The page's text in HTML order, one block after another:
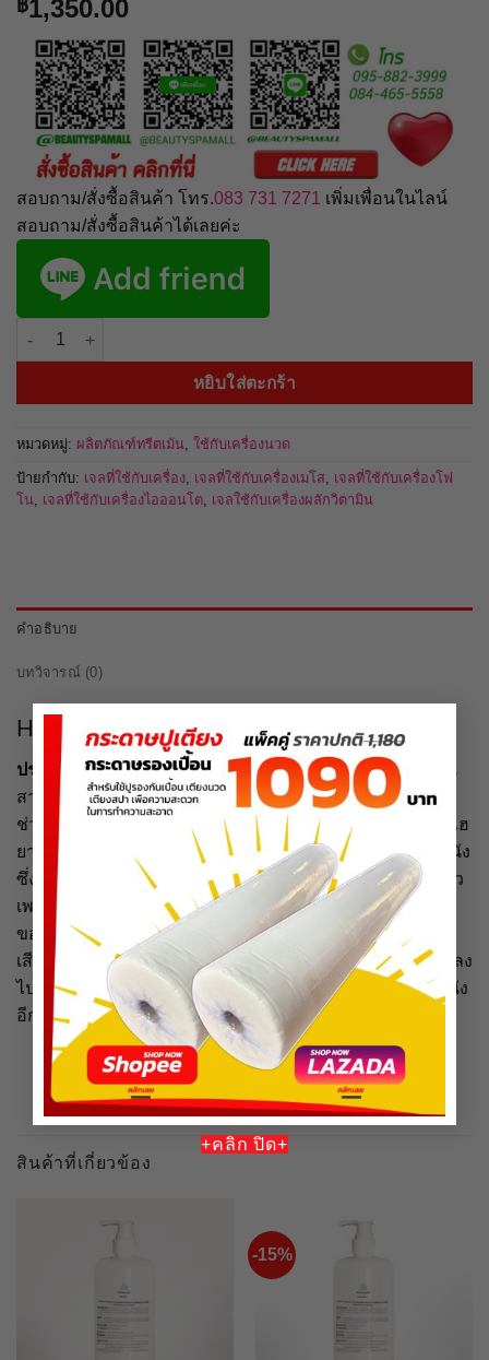
+คลิก ปิด+
฿1,350.00
สอบถาม/สั่งซื้อสินค้า โทร.083 731 7271 เพิ่มเพื่อนในไลน์
สอบถาม/สั่งซื้อสินค้าได้เลยค่ะ
จำนวน Hyaluronic Acid 500 g ไฮยาลูรอนช่วยในการชะลอความ
หยิบใส่ตะกร้า
หมวดหมู่: ผลิตภัณฑ์ทรีตเม้น, ใช้กับเครื่องนวด
ป้ายกำกับ: เจลที่ใช้กับเครื่อง, เจลที่ใช้กับเครื่องเมโส, เจลที่ใช้กับเครื่องโฟ
โน, เจลที่ใช้กับเครื่องไอออนโต, เจลใช้กับเครื่องผลักวิตามิน
คำอธิบาย
บทวิจารณ์ (0)
Hyaluronic Acid 0.1% 500 g
ประโยชน์และคุณสมบัติ :ผลิตภัณฑ์ช่วยชะลอความแก่ เป็น
สารเติมเต็ม ซ่อมแซมเซลล์ผิวหนัง ผิวดูสาวขึ้นและนุ่มขึ้น
ช่วยในการชะลอความแก่ ผิวดูสาวขึ้นและนุ่มขึ้น เนื่องจากไฮ
ยารูโลนิกและเป็ปไทย์ นี้จะช่วยหยุดระบบความแก่ของผิวหนัง
ซึ่งถูกเรียกกันบ่อยมากว่าเป็นแหล่งกำเนิดของความหนุ่มสาว
เพราะร่างการทำการผลิตสารดังกล่าวอยู่แล้วในเนื้อเยื้อและ
ของเหลวในเซลล์ผิวหนังของมนุษย์เพื่อช่วยในการลดความ
เสียหายและเป็นตัวหล่อลื่นของผิวหนัง การเพิ่มไฮยารูโลนิกลง
ไปในชั้นเซลล์ผิวนี้จึงมีคุณสมบัติในการซ่อมแซมเซลล์ผิวหนัง
อีกด้วย
สินค้าที่เกี่ยวข้อง
-15%